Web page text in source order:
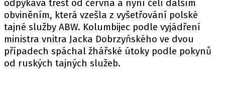
odpykává trest od června a nyní čelí dalším
obviněním, která vzešla z vyšetřování polské
tajné služby ABW. Kolumbijec podle vyjádření
ministra vnitra Jacka Dobrzyńského ve dvou
případech spáchal žhářské útoky podle pokynů
od ruských tajných služeb.